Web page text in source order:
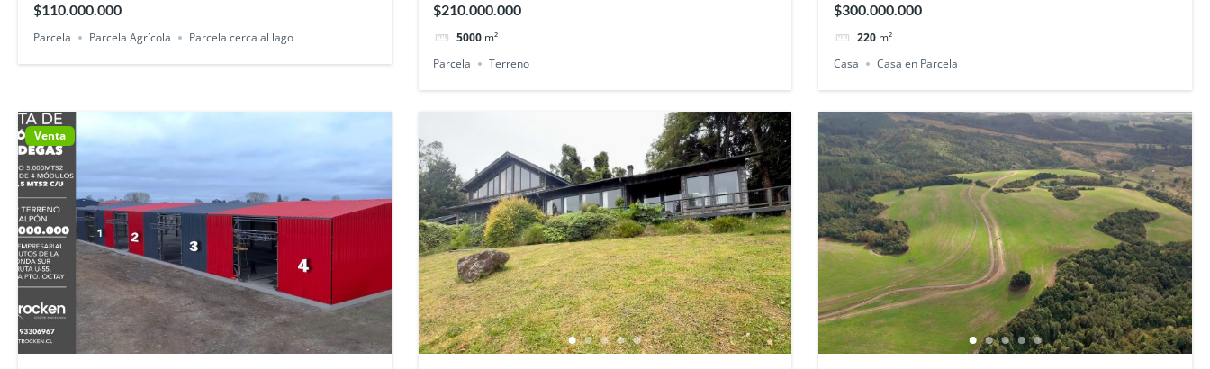
$110.000.000
Parcela Parcela Agrícola Parcela cerca al lago
$210.000.000
5000 m²
Parcela
Terreno
$300.000.000
220 m²
Casa
Casa en Parcela
Venta